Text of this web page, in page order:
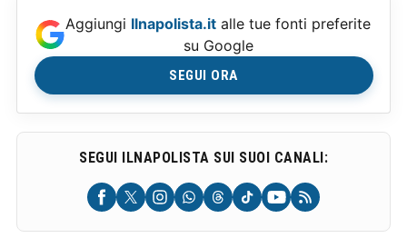
Aggiungi Ilnapolista.it alle tue fonti preferite
su Google
SEGUI ORA
SEGUI ILNAPOLISTA SUI SUOI CANALI: